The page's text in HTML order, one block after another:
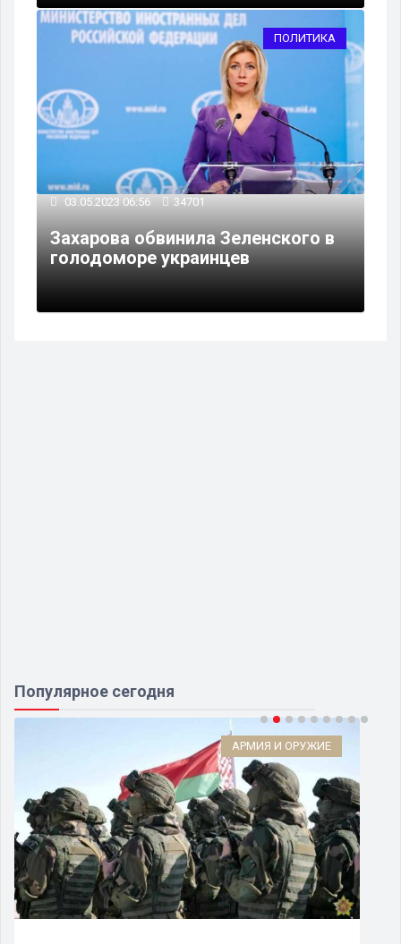
ПОЛИТИКА
03.05.2023 06:56 34701
Захарова обвинила Зеленского в
голодоморе украинцев
Популярное сегодня
АРМИЯ И ОРУЖИЕ